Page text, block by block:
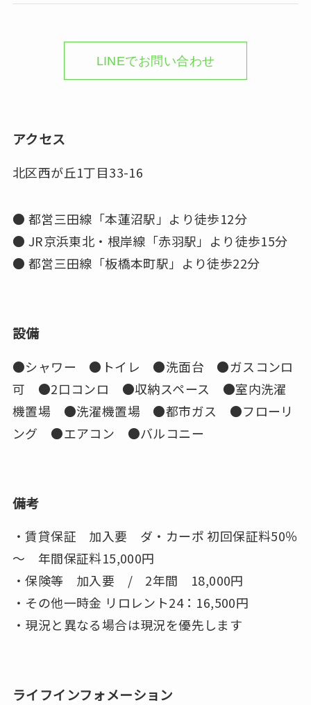
LINEでお問い合わせ
アクセス
北区西が丘1丁目33-16
● 都営三田線「本蓮沼駅」より徒歩12分
● JR京浜東北・根岸線「赤羽駅」より徒歩15分
● 都営三田線「板橋本町駅」より徒歩22分
設備
●シャワー ●トイレ ●洗面台 ●ガスコンロ
可 ●2口コンロ ●収納スペース ●室内洗濯
機置場 ●洗濯機置場 ●都市ガス ●フローリ
ング ●エアコン ●バルコニー
備考
・賃貸保証 加入要 ダ・カーポ 初回保証料50％
～ 年間保証料15,000円
・保険等 加入要 / 2年間 18,000円
・その他一時金 リロレント24：16,500円
・現況と異なる場合は現況を優先します
ライフインフォメーション